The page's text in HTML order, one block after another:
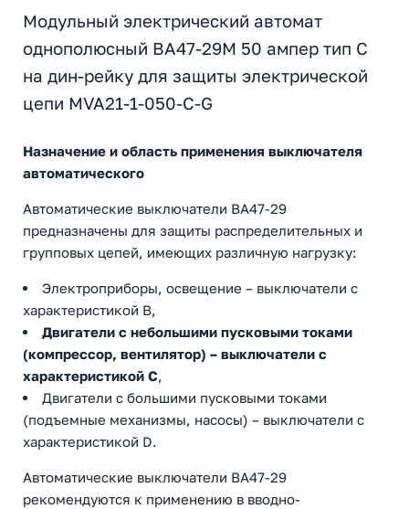
Модульный электрический автомат
однополюсный ВА47-29М 50 ампер тип С
на дин-рейку для защиты электрической
цепи MVA21-1-050-C-G
Назначение и область применения выключателя
автоматического
Автоматические выключатели ВА47-29
предназначены для защиты распределительных и
групповых цепей, имеющих различную нагрузку:
Электроприборы, освещение – выключатели с
характеристикой В,
Двигатели с небольшими пусковыми токами
(компрессор, вентилятор) – выключатели с
характеристикой C,
Двигатели с большими пусковыми токами
(подъемные механизмы, насосы) – выключатели с
характеристикой D.
Автоматические выключатели ВА47-29
рекомендуются к применению в вводно-